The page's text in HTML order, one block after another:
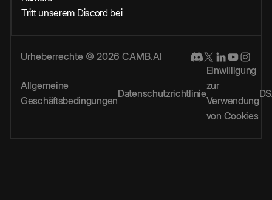
Tritt unserem Discord bei
Urheberrechte © 2026 CAMB.AI
Allgemeine
Geschäftsbedingungen
Datenschutzrichtlinie
Einwilligung
zur
Verwendung
von Cookies